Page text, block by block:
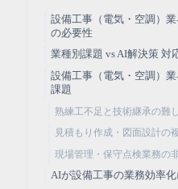
設備工事（電気・空調）
の必要性
業種別課題 vs AI解決策 対
設備工事（電気・空調）
課題
熟練工不足と技術継承の難
見積もり作成・図面設計の
現場管理・保守点検業務の
AIが設備工事の業務効率